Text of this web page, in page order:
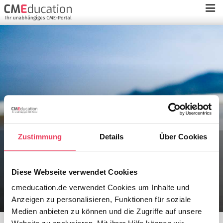
Zustimmung Details Über Cookies
Diese Webseite verwendet Cookies
cmeducation.de verwendet Cookies um Inhalte und
Anzeigen zu personalisieren, Funktionen für soziale
Medien anbieten zu können und die Zugriffe auf unsere
Wird Ihr Kurs-Zertifikat bei Ihrer
Ethik-Kommission anerkannt?